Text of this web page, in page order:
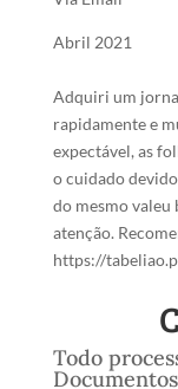
Abril 2021
Adquiri um
rapidamente e
expectável, as
o cuidado
do mesmo valeu
atenção.
https://
Todo